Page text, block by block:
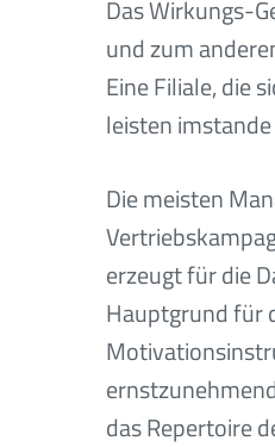
Das Wirkungs-
und zum
Eine Filiale, die
leisten
Die meisten
erzeugt für die
Hauptgrund für
das Repertoire